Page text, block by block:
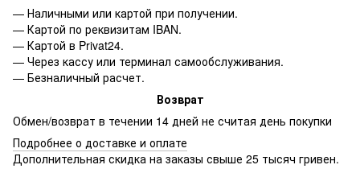
— Наличными или картой при получении.
— Картой по реквизитам IBAN.
— Картой в Privat24.
— Через кассу или терминал самообслуживания.
— Безналичный расчет.
Возврат
Обмен/возврат в течении 14 дней не считая день покупки
Подробнее о доставке и оплате
Дополнительная скидка на заказы свыше 25 тысяч гривен.